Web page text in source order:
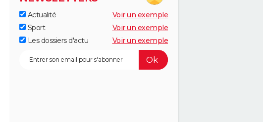
Actualité
Voir un exemple
Sport
Voir un exemple
Les dossiers d'actu
Voir un exemple